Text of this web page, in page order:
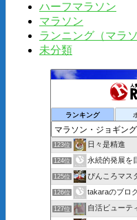
ハーフマラソン
マラソン
ランニング（マラ
未分類
ランキング
123位 日々是精進
124位 永続的発展を
125位 ぴんころマス
126位 takaraのブロ
127位 自活ビューテ